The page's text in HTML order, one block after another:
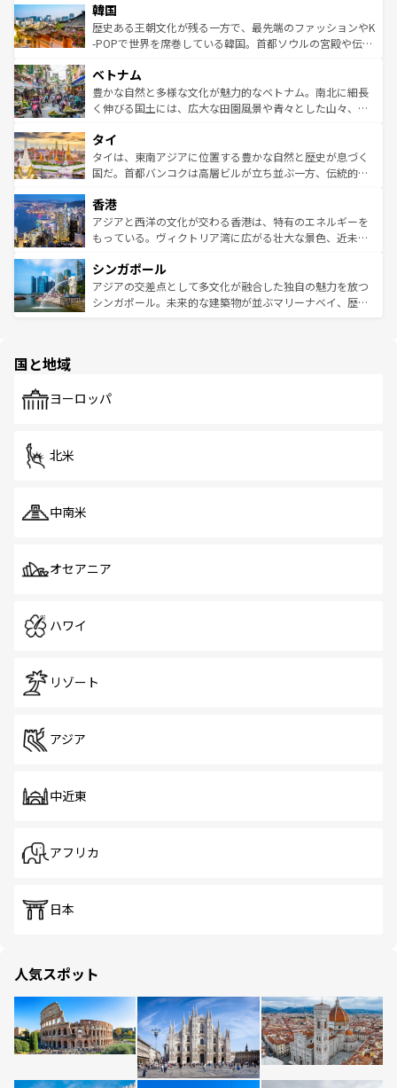
ワイを、存分に味わってほしい。 なお、新着のハワイ情報
はコンテンツ一覧を参照してほしい。
いる。アクティビティも充実しており、サーフィンやダイ
ビング、ハイキングなど、アウトドア好きにはたまらな
い。オーストラリアの多彩な魅力を存分に味わいつくそ
参照してほしい。
ン）、静ひつな山岳地帯である台湾東部など、都市の喧騒
と山間の静けさが共存しており、訪れる人に新しい発見と
驚きをもたらしてくれる。また、奥深い台湾の食文化も魅
容にもいいと評判のスイーツなど、バラエティ豊かな料理
が味わえる。 なお、新着の台湾情報は コンテンツ一覧を参
照してほしい。
韓国
歴史ある王朝文化が残る一方で、最先端のファッションやK
-POPで世界を席巻している韓国。首都ソウルの宮殿や伝統
き、地方に足を延ばせば四季折々の自然美を楽しむことが
できる。そして、キムチや焼肉、絶品のストリートフード
まで、さまざまな韓国料理が待っている。夜には、韓国な
リティに包まれながら、韓国の多彩な魅力を心ゆくまで味
わってみてほしい。 なお、新着の韓国情報はコンテンツ一
覧を参照してほしい。
ベトナム
豊かな自然と多様な文化が魅力的なベトナム。南北に細長
く伸びる国土には、広大な田園風景や青々とした山々、世
急速な発展と共に伝統が息づく。ハノイの古い町並みやホ
ーチミン市のフランス統治時代の建物も、独特の雰囲気を
醸し出している。また、バラエティの豊かさとおいしさで
とつ。フォーやバインミー、ベトナムコーヒーなどは、ぜ
ひ現地で味わいたい。どの地域を訪れてもあたたかい人々
が旅行者を迎えてくれるので、きっと忘れられない旅にな
参照してほしい。
タイ
タイは、東南アジアに位置する豊かな自然と歴史が息づく
国だ。首都バンコクは高層ビルが立ち並ぶ一方、伝統的な
の活気が交差している。北部ではチェンマイなどの山岳地
帯で自然と触れ合い、南部ではプーケットやクラビの美し
いビーチでリゾート気分を楽しむことができる。タイ料理
激する。気候は一年中温暖で、どの季節にも異なる楽しみ
が待っている。親しみやすいタイの人々、仏教を中心とし
た文化、そして多様な観光資源が、訪れる旅人を魅了し続
香港
アジアと西洋の文化が交わる香港は、特有のエネルギーを
もっている。ヴィクトリア湾に広がる壮大な景色、近未来
み、どこを訪れても感動するはず。観光スポットが密集し
ており、効率よく見どころを回れるのも魅力。息をのむよ
うな絶景から文化的な体験まで、香港を存分に楽しみ尽く
シンガポール
アジアの交差点として多文化が融合した独自の魅力を放つ
シンガポール。未来的な建築物が並ぶマリーナベイ、歴史
で、ホーカーズは地元の風情を楽しめる外せないスポット
国と地域
ヨーロッパ
北米
中南米
オセアニア
ハワイ
リゾート
アジア
中近東
アフリカ
日本
人気スポット